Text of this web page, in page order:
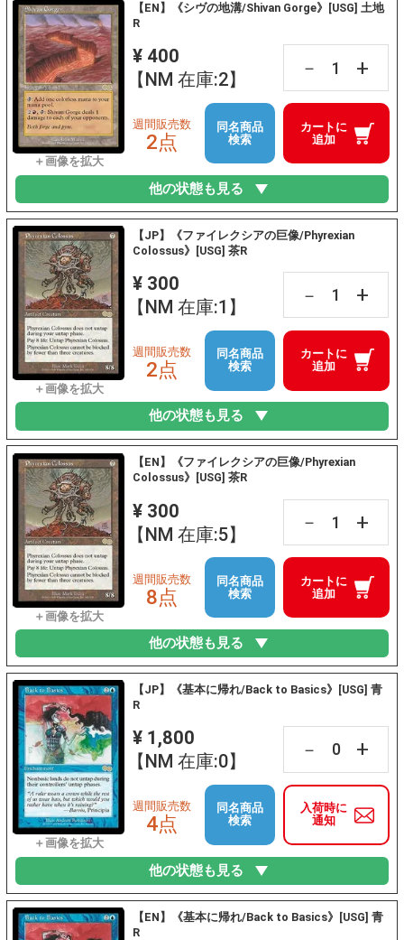
【EN】《シヴの地溝/Shivan Gorge》[USG] 土地
R
¥ 400
【NM 在庫:2】
－ +
カートに
追加
週間販売数
2点
同名商品
検索
他の状態も見る
【JP】《ファイレクシアの巨像/Phyrexian
Colossus》[USG] 茶R
¥ 300
【NM 在庫:1】
－ +
カートに
追加
週間販売数
2点
同名商品
検索
他の状態も見る
【EN】《ファイレクシアの巨像/Phyrexian
Colossus》[USG] 茶R
¥ 300
【NM 在庫:5】
－ +
カートに
追加
週間販売数
8点
同名商品
検索
他の状態も見る
【JP】《基本に帰れ/Back to Basics》[USG] 青
R
¥ 1,800
【NM 在庫:0】
－ +
入荷時に
通知
週間販売数
4点
同名商品
検索
他の状態も見る
【EN】《基本に帰れ/Back to Basics》[USG] 青
R